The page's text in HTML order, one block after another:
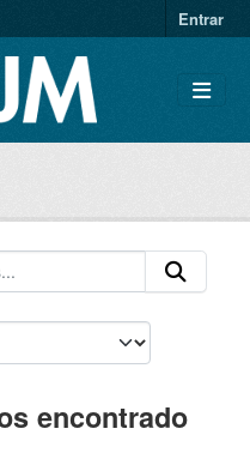
Entrar
encontrado